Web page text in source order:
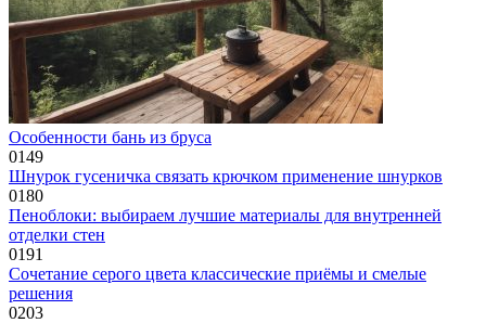
Особенности бань из бруса
0149
Шнурок гусеничка связать крючком применение шнурков
0180
Пеноблоки: выбираем лучшие материалы для внутренней
отделки стен
0191
Сочетание серого цвета классические приёмы и смелые
решения
0203